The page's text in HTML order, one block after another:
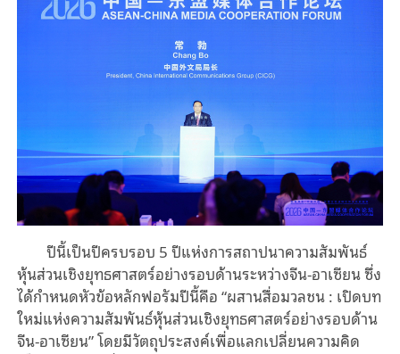
ปีนี้เป็นปีครบรอบ 5 ปีแห่งการสถาปนาความสัมพันธ์
หุ้นส่วนเชิงยุทธศาสตร์อย่างรอบด้านระหว่างจีน-อาเซียน ซึ่ง
ได้กำหนดหัวข้อหลักฟอรัมปีนี้คือ “ผสานสื่อมวลชน : เปิดบท
ใหม่แห่งความสัมพันธ์หุ้นส่วนเชิงยุทธศาสตร์อย่างรอบด้าน
จีน-อาเซียน” โดยมีวัตถุประสงค์เพื่อแลกเปลี่ยนความคิด